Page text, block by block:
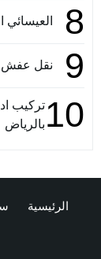
8 العيسائي
9 نقل عفش
10تركيب
بالرياض
الرئيسية